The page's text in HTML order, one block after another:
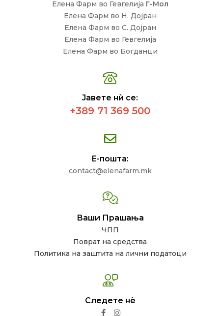
Елена Фарм во Гевгелија Г-Мол
Елена Фарм во Н. Дојран
Елена Фарм во С. Дојран
Елена Фарм во Гевгелија
Елена Фарм во Богданци
Јавете нѝ се:
+389 71 369 500
Е-пошта:
contact@elenafarm.mk
Ваши Прашања
ЧПП
Поврат на средства
Политика на заштита на лични податоци
Следете нѐ